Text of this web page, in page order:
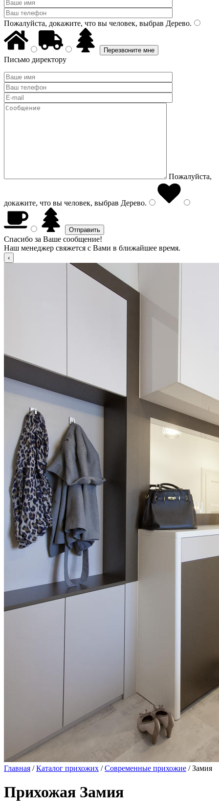
Пожалуйста, докажите, что вы человек, выбрав Дерево.
Письмо директору
Пожалуйста,
докажите, что вы человек, выбрав Дерево.
Спасибо за Ваше сообщение!
Наш менеджер свяжется с Вами в ближайшее время.
Главная /Каталог прихожих /Современные прихожие / Замия
Прихожая Замия